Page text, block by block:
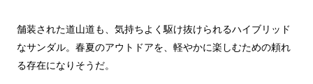
舗装された道山道も、気持ちよく駆け抜けられるハイブリッド
なサンダル。春夏のアウトドアを、軽やかに楽しむための頼れ
る存在になりそうだ。